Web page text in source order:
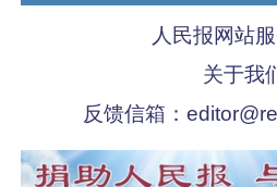
人民报网站
关于我
反馈信箱：